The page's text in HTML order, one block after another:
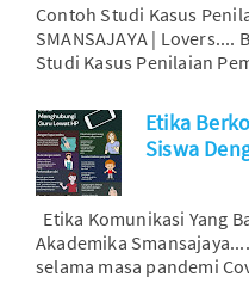
Contoh Studi Kasus
SMANSAJAYA |
Studi Kasus Penilaian
Etika
Siswa
Etika Komunikasi Yang
Akademika
selama masa pandemi